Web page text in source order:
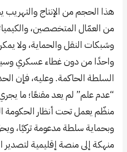
هذا الحجم من الإنتاج
من العمّال المتخصصين،
وشبكات النقل والحماية، ولا
واحدًا من دون غطاء عسكري
السلطة الحاكمة. وعليه، فإن
“عدم علم” لم يعد مقنعًا؛ ما
منظّم يعمل تحت أنظار الحكومة
وبحماية سلطة مدعومة تركيًا،
منهكة إلى منصة إقليمية لتصدير